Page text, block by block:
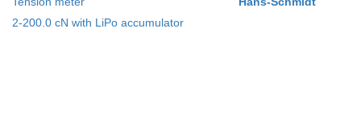
2-200.0 cN with LiPo accumulator